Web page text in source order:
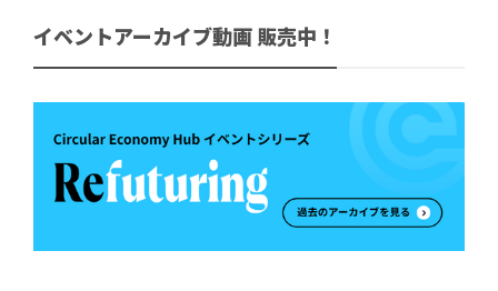
イベントアーカイブ動画 販売中！